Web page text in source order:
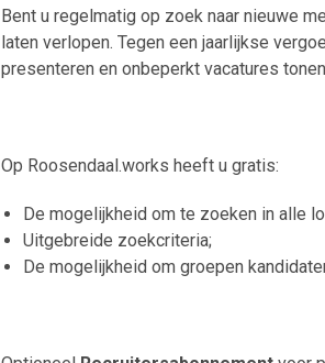
Bent u regelmatig op zoek naar nieuwe
laten verlopen. Tegen een jaarlijkse
presenteren en onbeperkt vacatures
Op Roosendaal.works heeft u gratis:
De mogelijkheid om te zoeken in alle
Uitgebreide zoekcriteria;
De mogelijkheid om groepen